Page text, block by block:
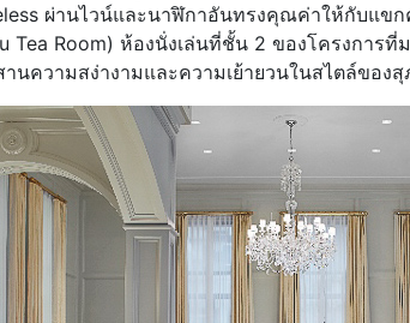
ผ่านไวน์และนาฬิกาอันทรงคุณค่าให้กับแข
Tea Room) ห้องนั่งเล่นที่ชั้น 2 ของโครงการที่
านความสง่างามและความเย้ายวนในสไตล์ของ